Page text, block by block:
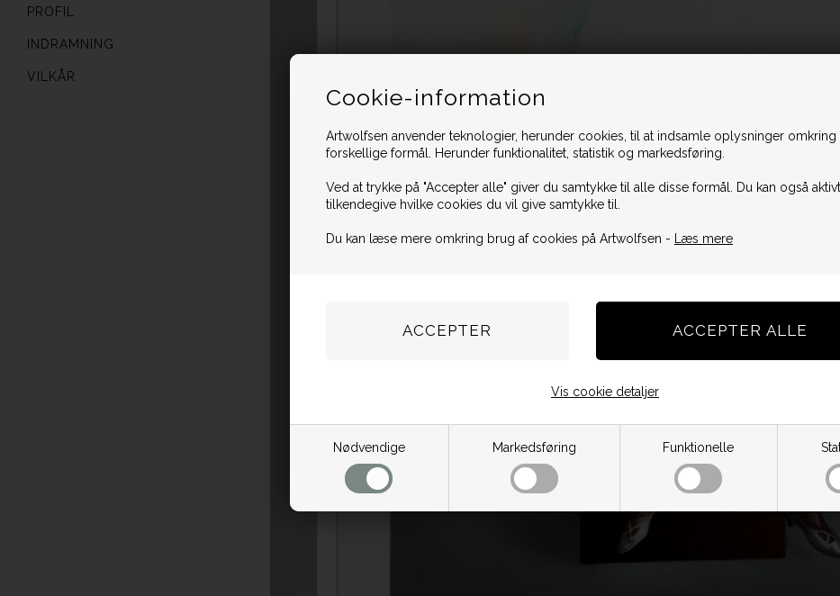
Cookie-information
Artwolfsen anvender teknologier, herunder cookies, til at indsamle oplysninger omkring
forskellige formål. Herunder funktionalitet, statistik og markedsføring.
Ved at trykke på "Accepter alle" giver du samtykke til alle disse formål. Du kan også aktivt
tilkendegive hvilke cookies du vil give samtykke til.
Du kan læse mere omkring brug af cookies på Artwolfsen - Læs mere
Nødvendige Markedsføring Funktionelle
Vis cookie detaljer
PROFIL
INDRAMNING
VILKÅR